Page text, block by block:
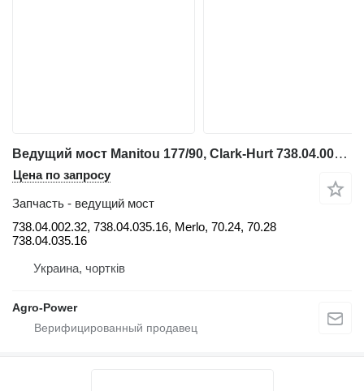
Ведущий мост Manitou 177/90, Clark-Hurt 738.04.002.32 для дизельного погрузчика Genie GTH 6025ER
Цена по запросу
Запчасть - ведущий мост
738.04.002.32, 738.04.035.16, Merlo, 70.24, 70.28
738.04.035.16
Украина, чортків
Agro-Power